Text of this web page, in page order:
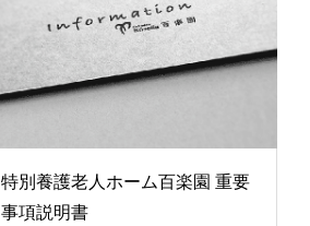
特別養護老人ホーム百楽園 重要
事項説明書